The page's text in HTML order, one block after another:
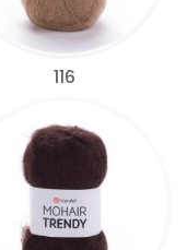
116